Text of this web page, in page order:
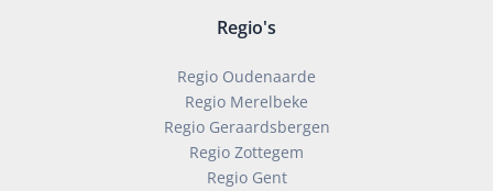
Regio's
Regio Oudenaarde
Regio Merelbeke
Regio Geraardsbergen
Regio Zottegem
Regio Gent